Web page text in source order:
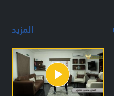
المزيد